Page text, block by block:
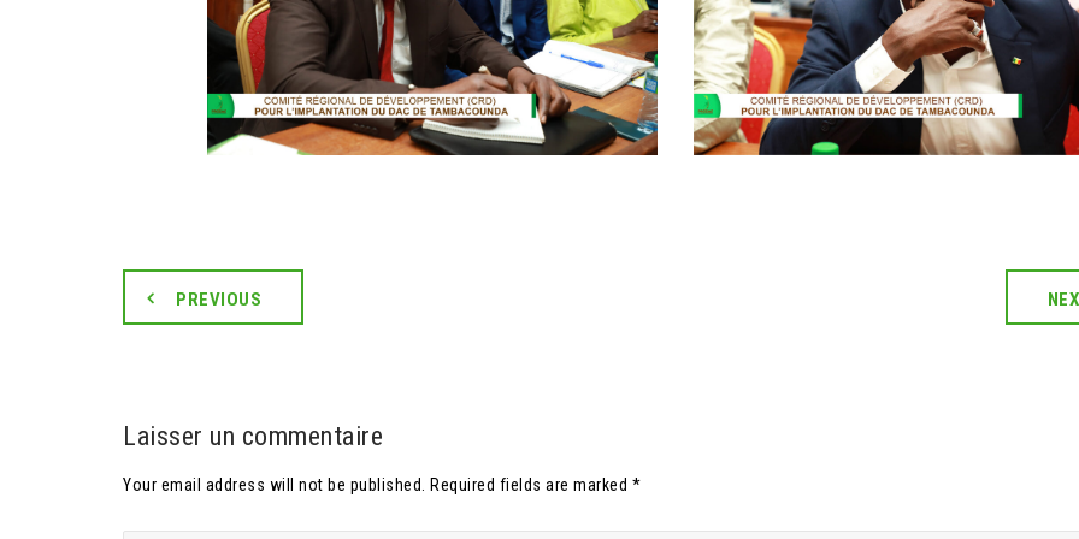
PREVIOUS
Laisser un commentaire
Your email address will not be published. Required fields are marked *